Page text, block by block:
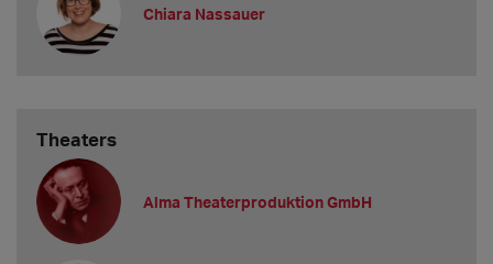
Chiara Nassauer
Theaters
Alma Theaterproduktion GmbH